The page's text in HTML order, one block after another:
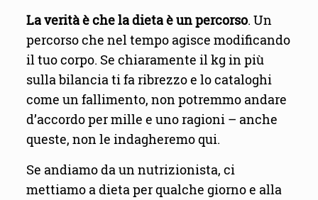
La verità è che la dieta è un percorso. Un
percorso che nel tempo agisce modificando
il tuo corpo. Se chiaramente il kg in più
sulla bilancia ti fa ribrezzo e lo cataloghi
come un fallimento, non potremmo andare
d’accordo per mille e uno ragioni – anche
queste, non le indagheremo qui.
Se andiamo da un nutrizionista, ci
mettiamo a dieta per qualche giorno e alla